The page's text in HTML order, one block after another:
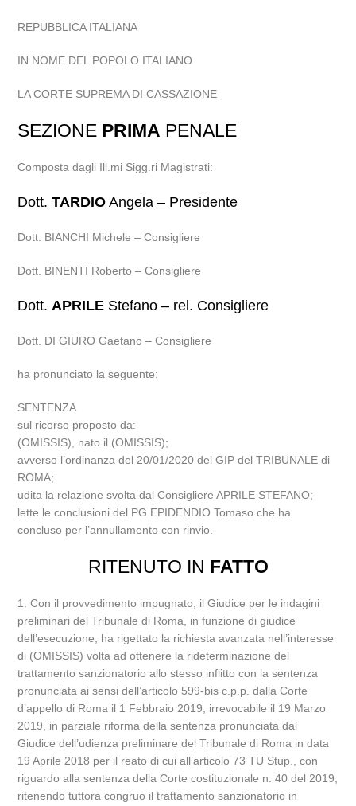
REPUBBLICA ITALIANA
IN NOME DEL POPOLO ITALIANO
LA CORTE SUPREMA DI CASSAZIONE
SEZIONE PRIMA PENALE
Composta dagli Ill.mi Sigg.ri Magistrati:
Dott.TARDIO Angela – Presidente
Dott. BIANCHI Michele – Consigliere
Dott. BINENTI Roberto – Consigliere
Dott.APRILE Stefano – rel. Consigliere
Dott. DI GIURO Gaetano – Consigliere
ha pronunciato la seguente:
SENTENZA
sul ricorso proposto da:
(OMISSIS), nato il (OMISSIS);
avverso l’ordinanza del 20/01/2020 del GIP del TRIBUNALE di
ROMA;
udita la relazione svolta dal Consigliere APRILE STEFANO;
lette le conclusioni del PG EPIDENDIO Tomaso che ha
concluso per l’annullamento con rinvio.
RITENUTO IN FATTO
1. Con il provvedimento impugnato, il Giudice per le indagini
preliminari del Tribunale di Roma, in funzione di giudice
dell’esecuzione, ha rigettato la richiesta avanzata nell’interesse
di (OMISSIS) volta ad ottenere la rideterminazione del
trattamento sanzionatorio allo stesso inflitto con la sentenza
pronunciata ai sensi dell’articolo 599-bis c.p.p. dalla Corte
d’appello di Roma il 1 Febbraio 2019, irrevocabile il 19 Marzo
2019, in parziale riforma della sentenza pronunciata dal
Giudice dell’udienza preliminare del Tribunale di Roma in data
19 Aprile 2018 per il reato di cui all’articolo 73 TU Stup., con
riguardo alla sentenza della Corte costituzionale n. 40 del 2019,
ritenendo tuttora congruo il trattamento sanzionatorio in